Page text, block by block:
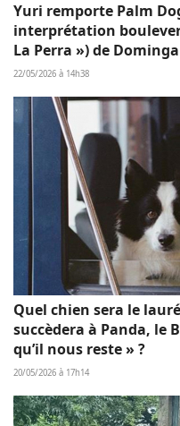
Yuri remporte Palm
interprétation
La Perra ») de
22/05/2026 à 14h38
Quel chien sera le
succèdera à Panda, le
qu’il nous reste » ?
20/05/2026 à 17h14